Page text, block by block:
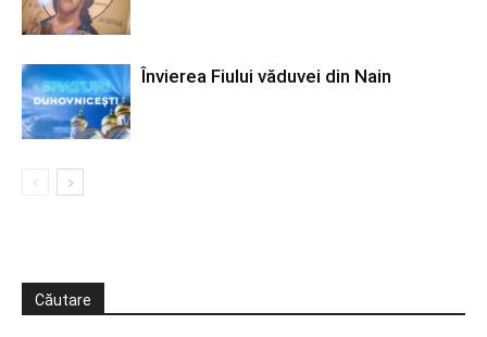
Învierea Fiului văduvei din Nain
Căutare